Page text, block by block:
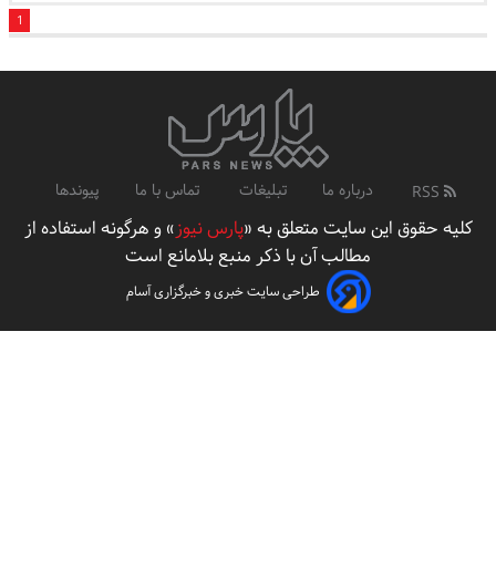
1
درباره ما تبلیغات تماس با ما پیوندها
کلیه حقوق این سایت متعلق به «پارس نیوز» و هرگونه استفاده از
مطالب آن با ذکر منبع بلامانع است
طراحی سایت خبری و خبرگزاری آسام